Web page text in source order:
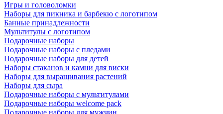
Игры и головоломки
Наборы для пикника и барбекю с логотипом
Банные принадлежности
Мультитулы с логотипом
Подарочные наборы
Подарочные наборы с пледами
Подарочные наборы для детей
Наборы стаканов и камни для виски
Наборы для выращивания растений
Наборы для сыра
Подарочные наборы с мультитулами
Подарочные наборы welcome pack
Подарочные наборы для мужчин